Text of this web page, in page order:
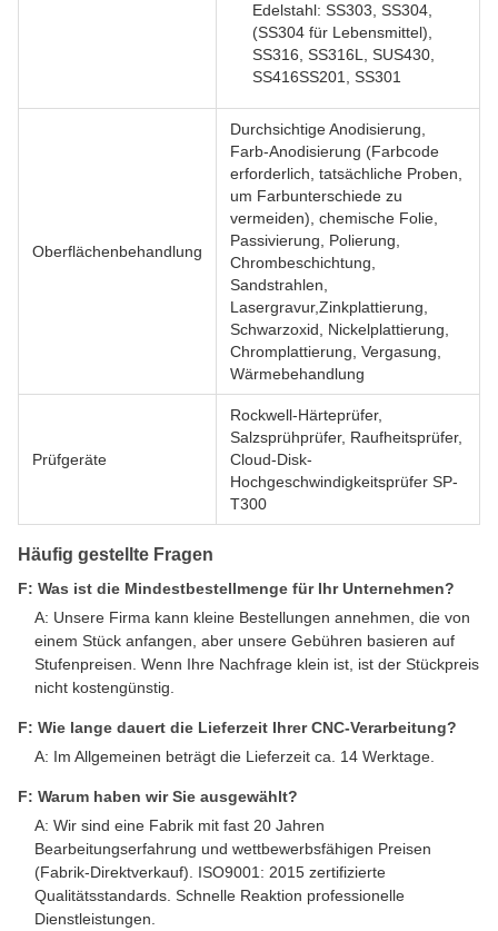
Edelstahl: SS303, SS304,
(SS304 für Lebensmittel),
SS316, SS316L, SUS430,
SS416SS201, SS301
Oberflächenbehandlung
Durchsichtige Anodisierung,
Farb-Anodisierung (Farbcode
erforderlich, tatsächliche Proben,
um Farbunterschiede zu
vermeiden), chemische Folie,
Passivierung, Polierung,
Chrombeschichtung,
Sandstrahlen,
Lasergravur,Zinkplattierung,
Schwarzoxid, Nickelplattierung,
Chromplattierung, Vergasung,
Wärmebehandlung
Prüfgeräte
Rockwell-Härteprüfer,
Salzsprühprüfer, Raufheitsprüfer,
Cloud-Disk-
Hochgeschwindigkeitsprüfer SP-
T300
Häufig gestellte Fragen
F: Was ist die Mindestbestellmenge für Ihr Unternehmen?
A: Unsere Firma kann kleine Bestellungen annehmen, die von
einem Stück anfangen, aber unsere Gebühren basieren auf
Stufenpreisen. Wenn Ihre Nachfrage klein ist, ist der Stückpreis
nicht kostengünstig.
F: Wie lange dauert die Lieferzeit Ihrer CNC-Verarbeitung?
A: Im Allgemeinen beträgt die Lieferzeit ca. 14 Werktage.
F: Warum haben wir Sie ausgewählt?
A: Wir sind eine Fabrik mit fast 20 Jahren
Bearbeitungserfahrung und wettbewerbsfähigen Preisen
(Fabrik-Direktverkauf). ISO9001: 2015 zertifizierte
Qualitätsstandards. Schnelle Reaktion professionelle
Dienstleistungen.